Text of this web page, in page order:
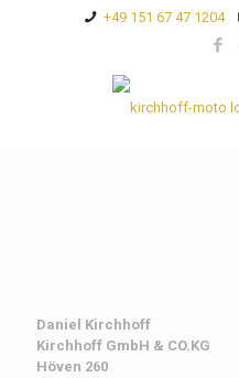
+49 151 67 47 1204
Daniel Kirchhoff
Kirchhoff GmbH & CO.KG
Höven 260